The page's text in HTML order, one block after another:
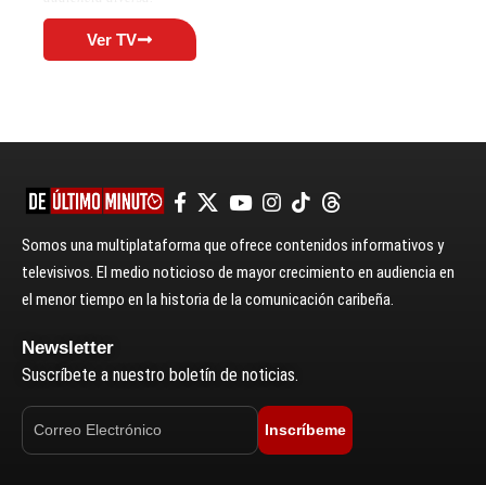
Ver TV
Somos una multiplataforma que ofrece contenidos informativos y
televisivos. El medio noticioso de mayor crecimiento en audiencia en
el menor tiempo en la historia de la comunicación caribeña.
Newsletter
Suscríbete a nuestro boletín de noticias.
Inscríbeme